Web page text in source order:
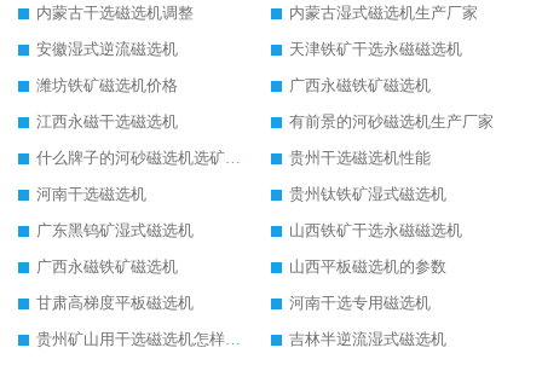
内蒙古干选磁选机调整
内蒙古湿式磁选机生产厂家
安徽湿式逆流磁选机
天津铁矿干选永磁磁选机
潍坊铁矿磁选机价格
广西永磁铁矿磁选机
江西永磁干选磁选机
有前景的河砂磁选机生产厂家
什么牌子的河砂磁选机选矿效果好
贵州干选磁选机性能
河南干选磁选机
贵州钛铁矿湿式磁选机
广东黑钨矿湿式磁选机
山西铁矿干选永磁磁选机
广西永磁铁矿磁选机
山西平板磁选机的参数
甘肃高梯度平板磁选机
河南干选专用磁选机
贵州矿山用干选磁选机怎样调磁
吉林半逆流湿式磁选机